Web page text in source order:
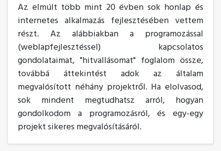
Az elmúlt több mint 20 évben sok honlap és
internetes alkalmazás fejlesztésében vettem
részt. Az alábbiakban a programozással
(weblapfejlesztéssel) kapcsolatos
gondolataimat, "hitvallásomat" foglalom össze,
továbbá áttekintést adok az általam
megvalósított néhány projektről. Ha elolvasod,
sok mindent megtudhatsz arról, hogyan
gondolkodom a programozásról, és egy-egy
projekt sikeres megvalósításáról.